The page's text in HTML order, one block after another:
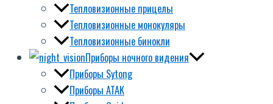
Тепловизионные прицелы
Тепловизионные монокуляры
Тепловизионные бинокли
Приборы ночного видения
Приборы Sytong
Приборы ATAK